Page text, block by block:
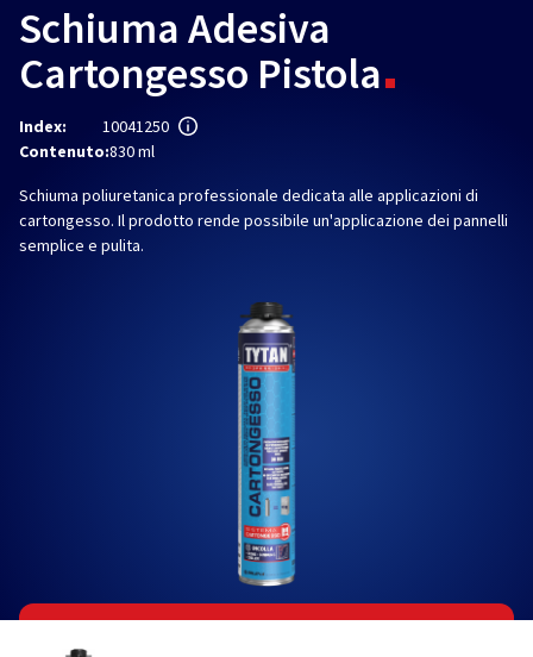
Schiuma Adesiva
Cartongesso Pistola
Index:
10041250
Contenuto:830 ml
Schiuma poliuretanica professionale dedicata alle applicazioni di
cartongesso. Il prodotto rende possibile un'applicazione dei pannelli
semplice e pulita.